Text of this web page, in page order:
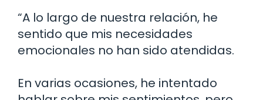
“A lo largo de nuestra relación, he
sentido que mis necesidades
emocionales no han sido atendidas.
En varias ocasiones, he intentado